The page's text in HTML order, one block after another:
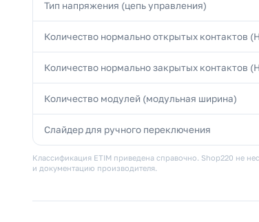
Тип напряжения (цепь управления)
Количество нормально открытых контактов
Количество нормально закрытых контактов
Количество модулей (модульная ширина)
Слайдер для ручного переключения
Классификация ETIM приведена справочно. Shop220 не
и документацию производителя.